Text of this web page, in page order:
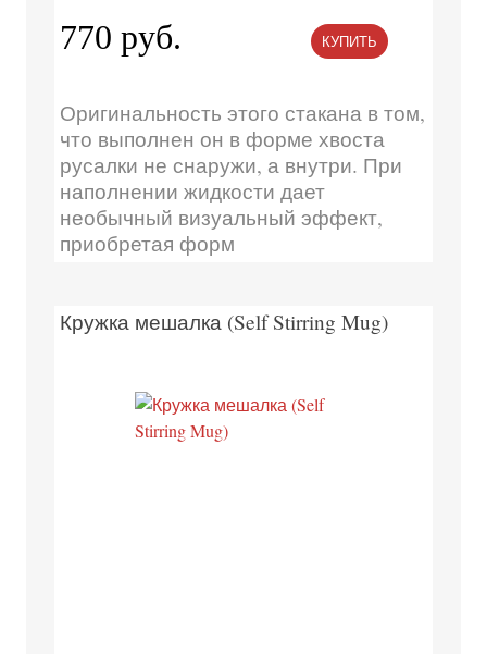
770 руб. КУПИТЬ
Оригинальность этого стакана в том,
что выполнен он в форме хвоста
русалки не снаружи, а внутри. При
наполнении жидкости дает
необычный визуальный эффект,
приобретая форм
Кружка мешалка (Self Stirring Mug)